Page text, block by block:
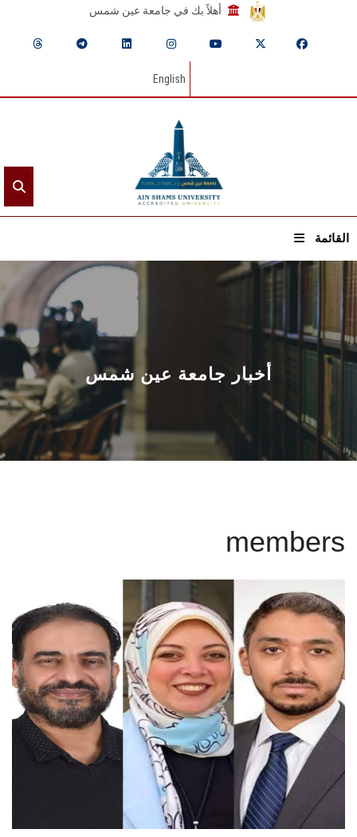
أهلاً بك في جامعة عين شمس
English
القائمة
الرئيسيـة
عن الجامعة
القطاعـات
الشئون الأكاديمية
البحث العلمي
الإعلام
تواصل معنا
الطلاب
هيئة التدريس
أخبار جامعة عين شمس
members